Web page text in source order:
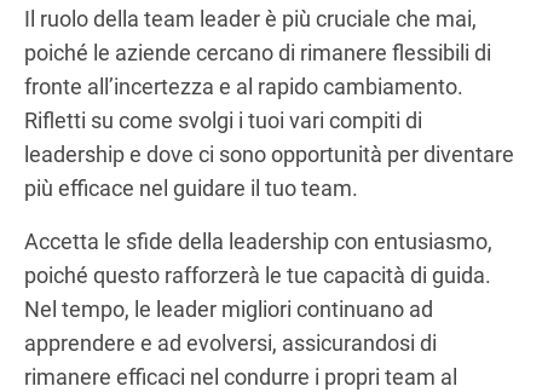
Il ruolo della team leader è più cruciale che mai,
poiché le aziende cercano di rimanere flessibili di
fronte all’incertezza e al rapido cambiamento.
Rifletti su come svolgi i tuoi vari compiti di
leadership e dove ci sono opportunità per diventare
più efficace nel guidare il tuo team.
Accetta le sfide della leadership con entusiasmo,
poiché questo rafforzerà le tue capacità di guida.
Nel tempo, le leader migliori continuano ad
apprendere e ad evolversi, assicurandosi di
rimanere efficaci nel condurre i propri team al